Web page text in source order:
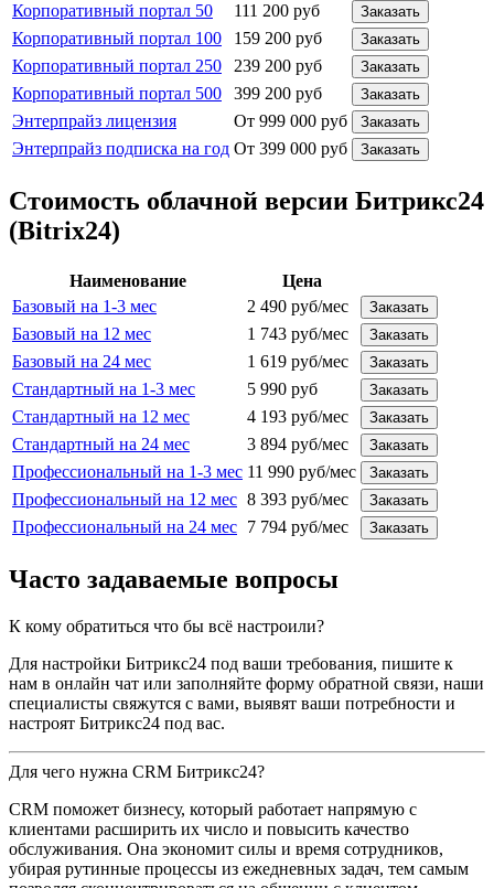
Корпоративный портал 50 111 200 руб Заказать
Корпоративный портал 100 159 200 руб Заказать
Корпоративный портал 250 239 200 руб Заказать
Корпоративный портал 500 399 200 руб Заказать
Энтерпрайз лицензия От 999 000 руб Заказать
Энтерпрайз подписка на год От 399 000 руб Заказать
Стоимость облачной версии Битрикс24
(Bitrix24)
Наименование
Цена
Базовый на 1-3 мес
2 490 руб/мес Заказать
Базовый на 12 мес 1 743 руб/мес Заказать
Базовый на 24 мес 1 619 руб/мес Заказать
Стандартный на 1-3 мес 5 990 руб Заказать
Стандартный на 12 мес 4 193 руб/мес Заказать
Стандартный на 24 мес 3 894 руб/мес Заказать
Профессиональный на 1-3 мес 11 990 руб/мес Заказать
Профессиональный на 12 мес 8 393 руб/мес Заказать
Профессиональный на 24 мес 7 794 руб/мес Заказать
Часто задаваемые вопросы
К кому обратиться что бы всё настроили?
Для настройки Битрикс24 под ваши требования, пишите к
нам в онлайн чат или заполняйте форму обратной связи, наши
специалисты свяжутся с вами, выявят ваши потребности и
настроят Битрикс24 под вас.
Для чего нужна CRM Битрикс24?
CRM поможет бизнесу, который работает напрямую с
клиентами расширить их число и повысить качество
обслуживания. Она экономит силы и время сотрудников,
убирая рутинные процессы из ежедневных задач, тем самым